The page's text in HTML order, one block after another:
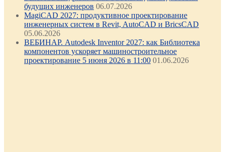
будущих инженеров 06.07.2026
MagiCAD 2027: продуктивное проектирование
инженерных систем в Revit, AutoCAD и BricsCAD
05.06.2026
ВЕБИНАР. Autodesk Inventor 2027: как Библиотека
компонентов ускоряет машиностроительное
проектирование 5 июня 2026 в 11:00 01.06.2026